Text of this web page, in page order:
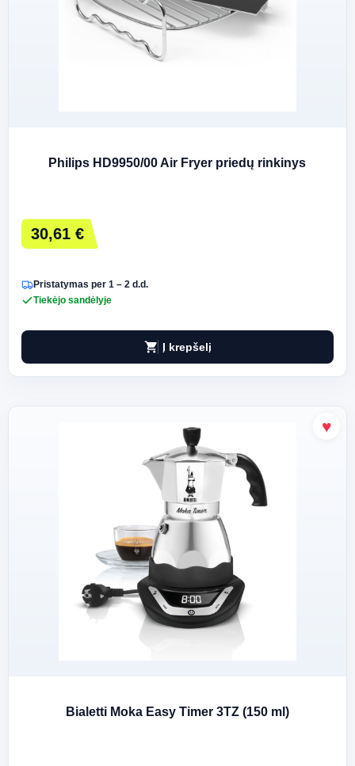
Philips HD9950/00 Air Fryer priedų rinkinys
30,61 €
Pristatymas per 1 – 2 d.d.
Tiekėjo sandėlyje
shopping_cart Į krepšelį
Bialetti Moka Easy Timer 3TZ (150 ml)